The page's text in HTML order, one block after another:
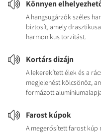
Könnyen
A hangsugárzók széles
biztosít, amely
harmonikus torzítást.
Kortárs dizájn
A lekerekített élek és a
megjelenést kölcsönöz,
formázott
Farost kúpok
A megerősített farost kúp